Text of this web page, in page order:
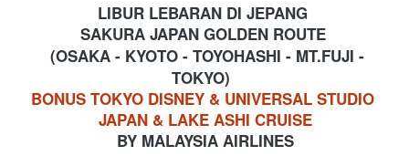
LIBUR LEBARAN DI JEPANG
SAKURA JAPAN GOLDEN ROUTE
(OSAKA - KYOTO - TOYOHASHI - MT.FUJI -
TOKYO)
BONUS TOKYO DISNEY & UNIVERSAL STUDIO
JAPAN & LAKE ASHI CRUISE
BY MALAYSIA AIRLINES